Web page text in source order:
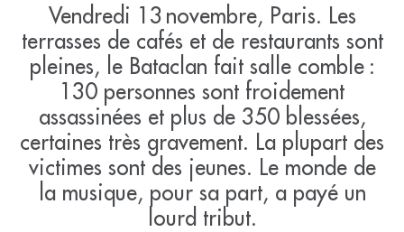
Vendredi 13 novembre, Paris. Les
terrasses de cafés et de restaurants sont
pleines, le Bataclan fait salle comble :
130 personnes sont froidement
assassinées et plus de 350 blessées,
certaines très gravement. La plupart des
victimes sont des jeunes. Le monde de
la musique, pour sa part, a payé un
lourd tribut.